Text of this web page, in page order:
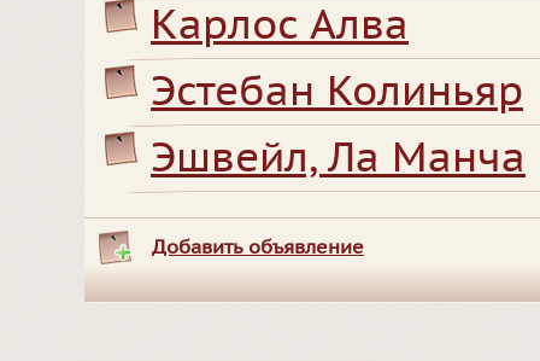
Карлос Алва
Эстебан Колиньяр
Эшвейл, Ла Манча
Добавить объявление